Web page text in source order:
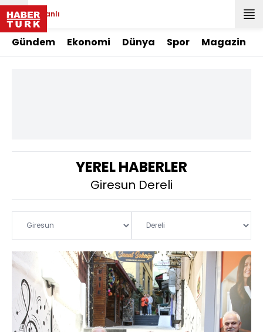
Canlı
Gündem Ekonomi Dünya Spor Magazin
YEREL HABERLER
Giresun Dereli